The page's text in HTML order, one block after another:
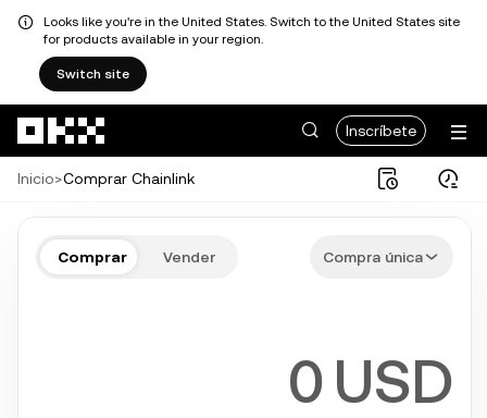
Looks like you're in the United States. Switch to the United States site
for products available in your region.
Switch site
Inscríbete
Inicio>Comprar Chainlink
Comprar Vender Compra única
USD